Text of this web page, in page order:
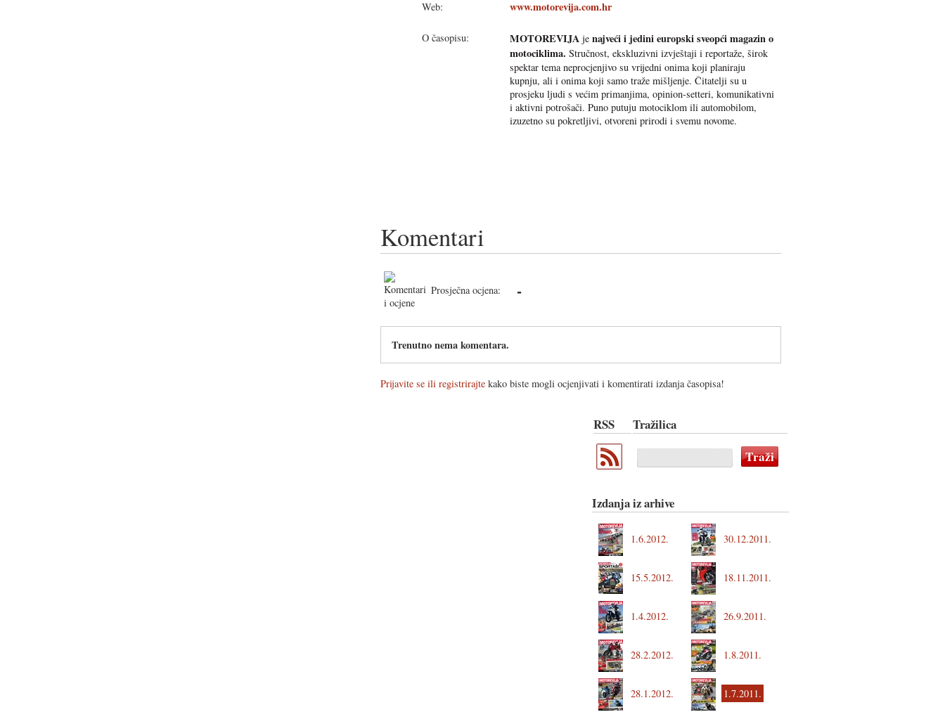
Web:
www.motorevija.com.hr
O časopisu: MOTOREVIJA je najveći i jedini europski sveopći magazin o
motociklima. Stručnost, ekskluzivni izvještaji i reportaže, širok
spektar tema neprocjenjivo su vrijedni onima koji planiraju
kupnju, ali i onima koji samo traže mišljenje. Čitatelji su u
prosjeku ljudi s većim primanjima, opinion-setteri, komunikativni
i aktivni potrošači. Puno putuju motociklom ili automobilom,
izuzetno su pokretljivi, otvoreni prirodi i svemu novome.
Komentari
Prosječna ocjena: -
Trenutno nema komentara.
Prijavite se ili registrirajte kako biste mogli ocjenjivati i komentirati izdanja časopisa!
RSS Tražilica
Izdanja iz arhive
1.6.2012. 30.12.2011.
15.5.2012. 18.11.2011.
1.4.2012. 26.9.2011.
28.2.2012. 1.8.2011.
28.1.2012. 1.7.2011.